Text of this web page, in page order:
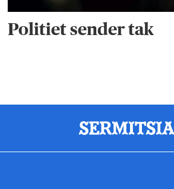
Politiet sender tak